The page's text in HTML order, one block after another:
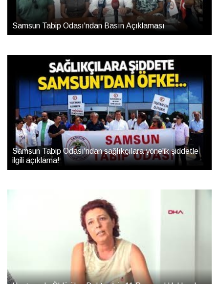
Samsun Tabip Odası'ndan Basın Açıklaması
Samsun Tabip Odası'ndan sağlıkçılara yönelik şiddetle
ilgili açıklama!